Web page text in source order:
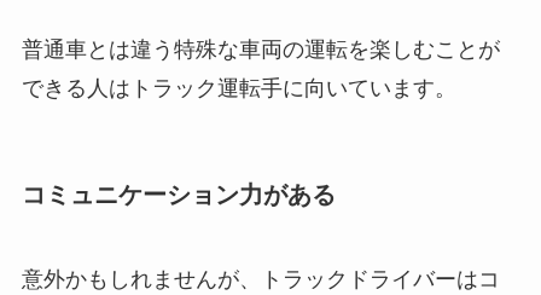
普通車とは違う特殊な車両の運転を楽しむことが
できる人はトラック運転手に向いています。
コミュニケーション力がある
意外かもしれませんが、トラックドライバーはコ